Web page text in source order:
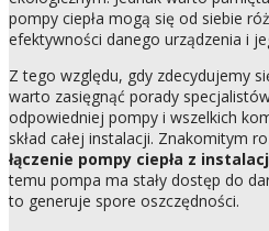
pompy ciepła mogą się od siebie
efektywności danego urządzenia i
Z tego względu, gdy zdecydujemy
warto zasięgnąć porady
odpowiedniej pompy i wszelkich
skład całej instalacji. Znakomitym
łączenie pompy ciepła z
temu pompa ma stały dostęp do
to generuje spore oszczędności.